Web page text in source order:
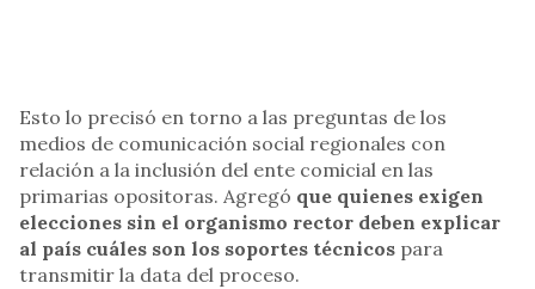
Esto lo precisó en torno a las preguntas de los
medios de comunicación social regionales con
relación a la inclusión del ente comicial en las
primarias opositoras. Agregó que quienes exigen
elecciones sin el organismo rector deben explicar
al país cuáles son los soportes técnicos para
transmitir la data del proceso.